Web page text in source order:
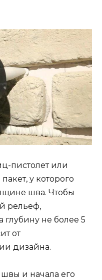
пистолет или
у которого
шва. Чтобы
рельеф,
глубину не более 5
от
дизайна.
и начала его